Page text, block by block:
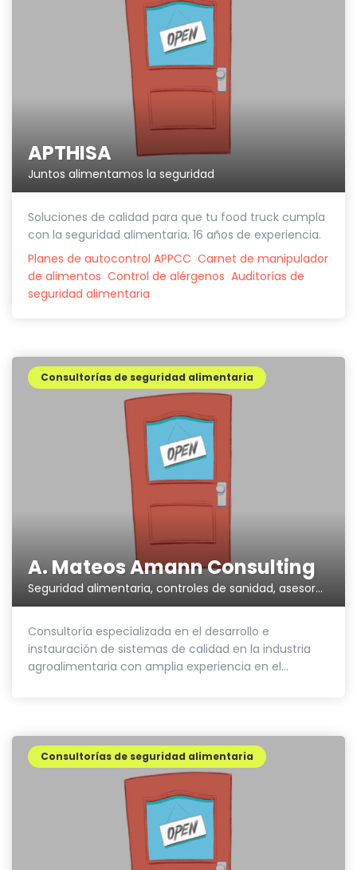
APTHISA
Juntos alimentamos la seguridad
Soluciones de calidad para que tu food truck cumpla
con la seguridad alimentaria. 16 años de experiencia.
Planes de autocontrol APPCC Carnet de manipulador
de alimentos Control de alérgenos Auditorías de
seguridad alimentaria
A. Mateos Amann Consulting
Seguridad alimentaria, controles de sanidad, asesoramiento
Consultorías de seguridad alimentaria
Consultoría especializada en el desarrollo e
instauración de sistemas de calidad en la industria
agroalimentaria con amplia experiencia en el...
Consultorías de seguridad alimentaria